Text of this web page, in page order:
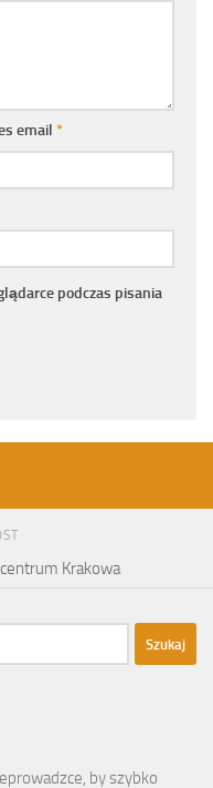
email *
podczas pisania
Krakowa
by szybko